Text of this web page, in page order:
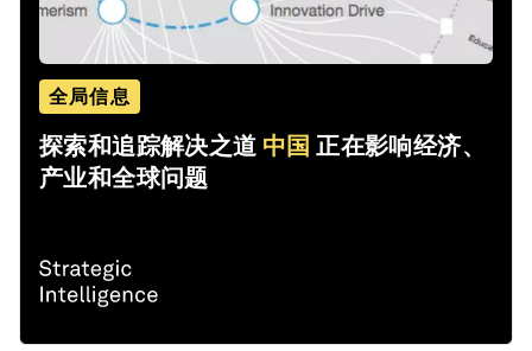
全局信息
探索和追踪解决之道 中国 正在影响经济、
产业和全球问题